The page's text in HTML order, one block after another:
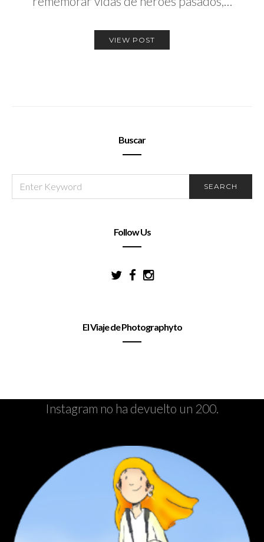
VIEW POST
Buscar
FOR:
SEARCH
Follow Us
El Viaje de Photographyto
Instagram no ha devuelto un 200.